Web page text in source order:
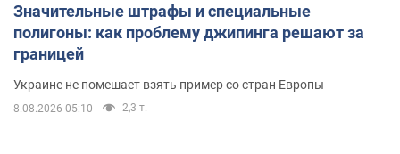
Значительные штрафы и специальные
полигоны: как проблему джипинга решают за
границей
Украине не помешает взять пример со стран Европы
8.08.2026 05:10 2,3 т.